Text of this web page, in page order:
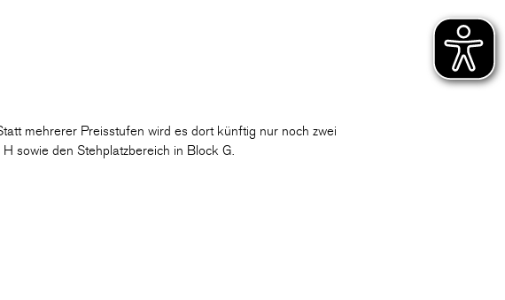
mehrerer Preisstufen wird es dort künftig nur noch zwei
sowie den Stehplatzbereich in Block G.